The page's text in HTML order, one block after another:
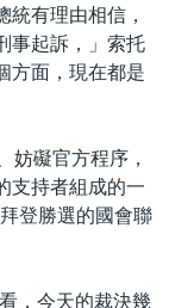
統有理由相信，
事起訴，」索托
方面，現在都是
妨礙官方程序，
支持者組成的一
登勝選的國會聯
，今天的裁決幾